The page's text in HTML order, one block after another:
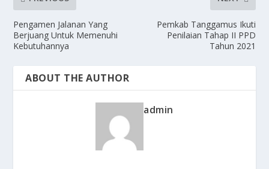
Pengamen Jalanan Yang
Berjuang Untuk Memenuhi
Kebutuhannya
Pemkab Tanggamus Ikuti
Penilaian Tahap II PPD
Tahun 2021
ABOUT THE AUTHOR
admin